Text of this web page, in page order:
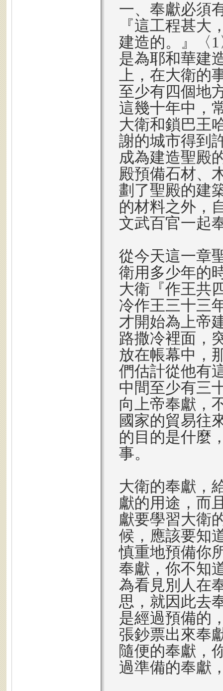
一、奉獻必須
『這工程甚大
建造的。』〈
是為耶和華建
上，在大衛的
至少有四個地
這幾十年中，
大衛和鎖巴王
謝的城市得到
成為建造聖殿
殿預備石材、
劃了聖殿的建
的材料之外，
文武百官一起
從今天這一章
衛用多少年的
大衛『作王共
冷作王三十三
才開始為上帝
路撒冷裡面，
放在帳幕中，
們估計從他有
中間至少有三
向上帝奉獻，
國家的貿易往
的目的是什麼
事。
大衛的奉獻，
獻的用途，而
獻要學習大衛
候，應該要知
慎重地預備你
奉獻，你不知
為看見別人在
思，就因此去
是經過預備的
張鈔票出來奉
隨便的奉獻，
過準備的奉獻